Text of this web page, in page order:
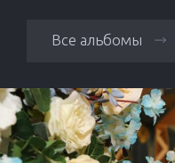
Все альбомы